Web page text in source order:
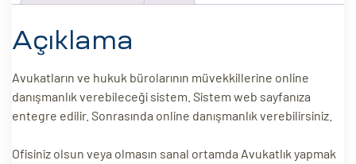
Açıklama
Avukatların ve hukuk bürolarının müvekkillerine online
danışmanlık verebileceği sistem. Sistem web sayfanıza
entegre edilir. Sonrasında online danışmanlık verebilirsiniz.
Ofisiniz olsun veya olmasın sanal ortamda Avukatlık yapmak